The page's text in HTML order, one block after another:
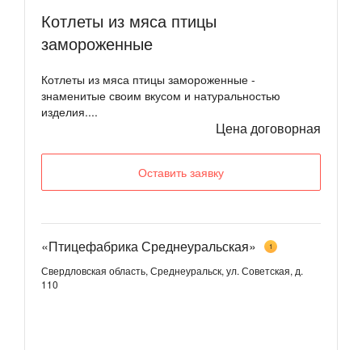
Котлеты из мяса птицы
замороженные
Котлеты из мяса птицы замороженные -
знаменитые своим вкусом и натуральностью
изделия....
Цена договорная
Оставить заявку
«Птицефабрика Среднеуральская» 1
Свердловская область, Среднеуральск, ул. Советская, д.
110